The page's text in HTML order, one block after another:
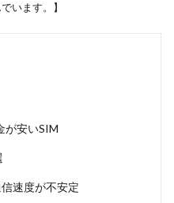
います。】
が安いSIM
速度が不安定